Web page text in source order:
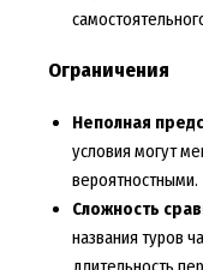
Ограничения
Неполная
условия могут
вероятностными.
Сложность
названия туров